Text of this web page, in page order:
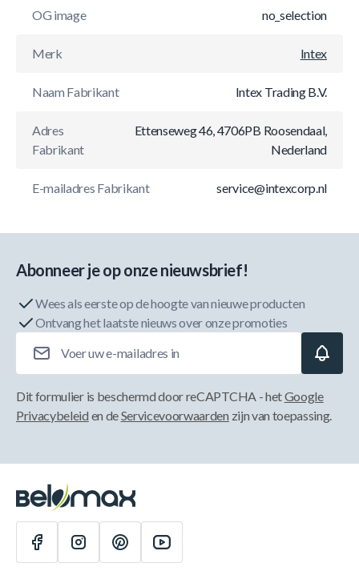
OG image no_selection
Merk Intex
Naam Fabrikant Intex Trading B.V.
Adres
Fabrikant
Ettenseweg 46, 4706PB Roosendaal,
Nederland
E-mailadres Fabrikant service@intexcorp.nl
Abonneer je op onze nieuwsbrief!
Wees als eerste op de hoogte van nieuwe producten
Ontvang het laatste nieuws over onze promoties
Dit formulier is beschermd door reCAPTCHA - hetGoogle
Privacybeleid en deServicevoorwaarden zijn van toepassing.